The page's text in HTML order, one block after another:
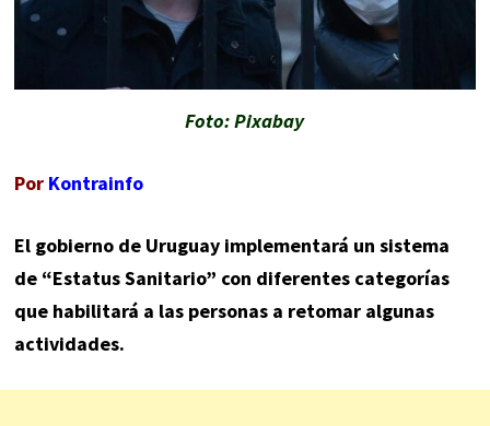
Foto: Pixabay
Por Kontrainfo
El gobierno de Uruguay implementará un sistema
de “Estatus Sanitario” con diferentes categorías
que habilitará a las personas a retomar algunas
actividades.